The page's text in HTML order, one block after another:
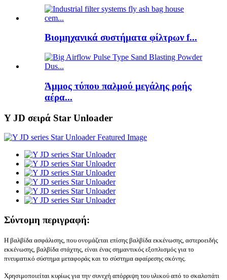
Βιομηχανικά συστήματα φίλτρων f...
Άμμος τύπου παλμού μεγάλης ροής
αέρα...
Y JD σειρά Star Unloader
Σύντομη περιγραφή:
Η βαλβίδα ασφάλισης, που ονομάζεται επίσης βαλβίδα εκκένωσης, αστεροειδής
εκκένωσης, βαλβίδα στάχτης, είναι ένας σημαντικός εξοπλισμός για το
πνευματικό σύστημα μεταφοράς και το σύστημα αφαίρεσης σκόνης.
Χρησιμοποιείται κυρίως για την συνεχή απόρριψη του υλικού από το σκαλοπάτι